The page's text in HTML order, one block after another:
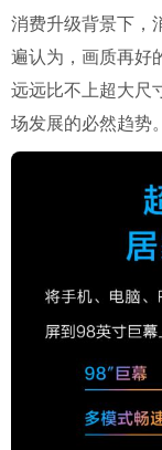
消费升级背景下，
遍认为，画质再好
远远比不上超大尺
场发展的必然趋势。